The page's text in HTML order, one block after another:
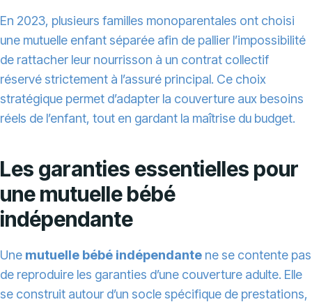
En 2023, plusieurs familles monoparentales ont choisi
une mutuelle enfant séparée afin de pallier l’impossibilité
de rattacher leur nourrisson à un contrat collectif
réservé strictement à l’assuré principal. Ce choix
stratégique permet d’adapter la couverture aux besoins
réels de l’enfant, tout en gardant la maîtrise du budget.
Les garanties essentielles pour
une mutuelle bébé
indépendante
Une mutuelle bébé indépendante ne se contente pas
de reproduire les garanties d’une couverture adulte. Elle
se construit autour d’un socle spécifique de prestations,